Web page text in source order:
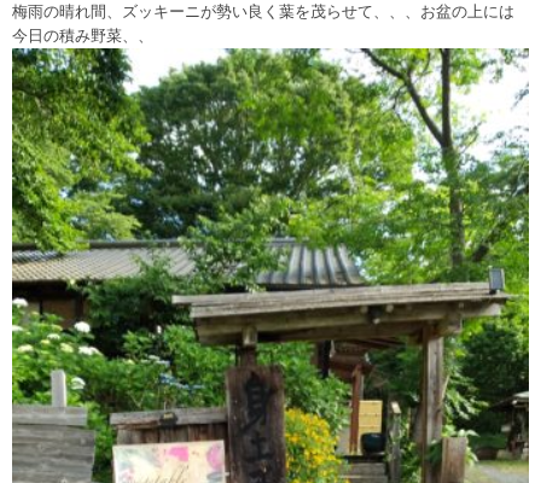
梅雨の晴れ間、ズッキーニが勢い良く葉を茂らせて、、、お盆の上には
今日の積み野菜、、